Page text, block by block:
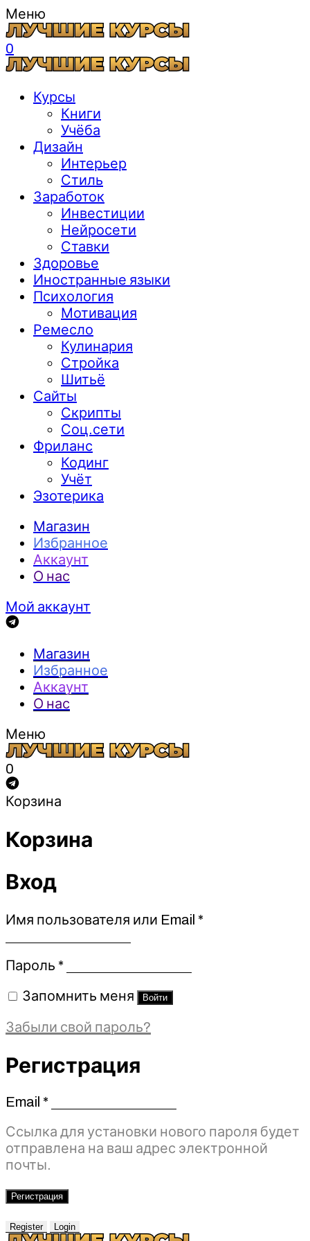
Меню
0
Курсы
Книги
Учёба
Дизайн
Интерьер
Стиль
Заработок
Инвестиции
Нейросети
Ставки
Здоровье
Иностранные языки
Психология
Мотивация
Ремесло
Кулинария
Стройка
Шитьё
Сайты
Скрипты
Соц.сети
Фриланс
Кодинг
Учёт
Эзотерика
Магазин
Избранное
Аккаунт
О нас
Мой аккаунт
Магазин
Избранное
Аккаунт
О нас
Меню
0
Корзина
Корзина
Вход
Имя пользователя или Email *Обязательно
Пароль *Обязательно
Запомнить меня Войти
Забыли свой пароль?
Регистрация
Email *Обязательно
Ссылка для установки нового пароля будет
отправлена ​​на ваш адрес электронной
почты.
Регистрация
Register Login